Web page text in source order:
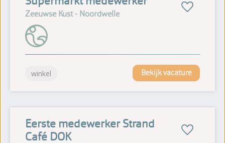
Zeeuwse Kust - Noordwelle
winkel Bekijk vacature
Eerste medewerker Strand
Café DOK